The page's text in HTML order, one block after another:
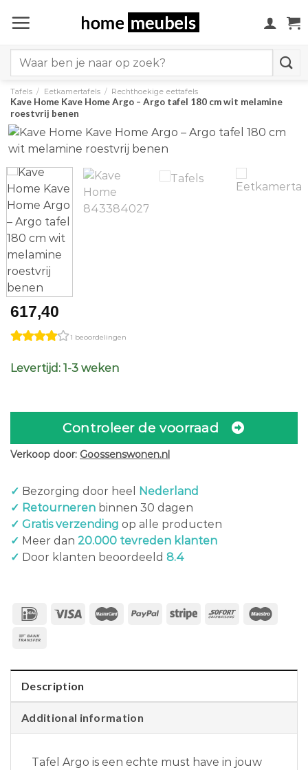
naar
for:
Tafels / Eetkamertafels / Rechthoekige eettafels
Kave Home Kave Home Argo – Argo tafel 180 cm wit melamine
roestvrij benen
617,40
1 beoordelingen
Levertijd: 1-3 weken
Controleer de voorraad
Verkoop door: Goossenswonen.nl
✓ Bezorging door heel
Nederland
✓ Retourneren binnen 30 dagen
✓ Gratis verzending op alle producten
✓ Meer dan 20.000 tevreden klanten
✓ Door klanten beoordeeld 8.4
Description
Additional information
Tafel Argo is een echte must have in jouw